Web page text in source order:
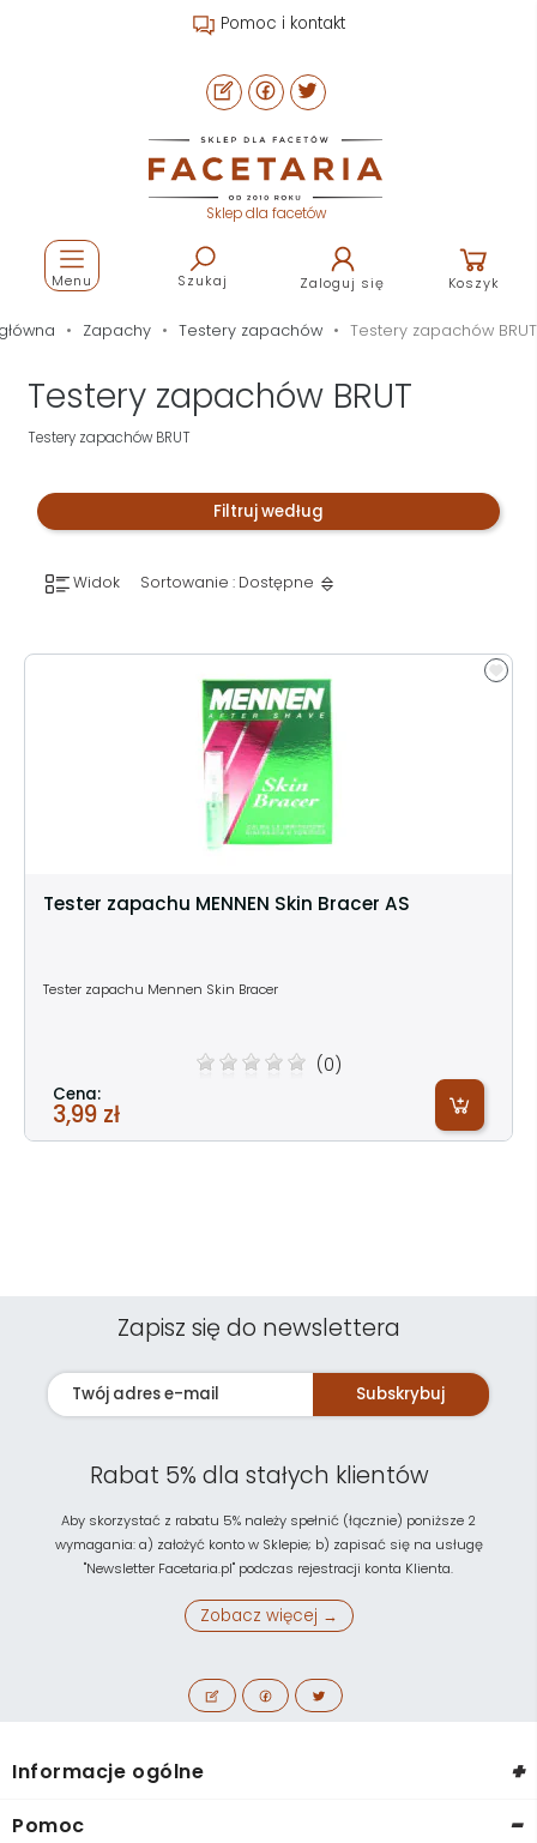
Pomoc i kontakt
Sklep dla facetów
Szukaj Zaloguj się Koszyk
Menu
Zapachy Testery zapachów Testery zapachów BRUT
Testery zapachów BRUT
Testery zapachów BRUT
Filtruj według
Widok Sortowanie : Dostępne
Tester zapachu MENNEN Skin Bracer AS
Tester zapachu Mennen Skin Bracer
(0)
Cena:
3,99 zł
Zapisz się do newslettera
Subskrybuj
Rabat 5% dla stałych klientów
Aby skorzystać z rabatu 5% należy spełnić (łącznie) poniższe 2
wymagania: a) założyć konto w Sklepie; b) zapisać się na usługę
"Newsletter Facetaria.pl" podczas rejestracji konta Klienta.
Zobacz więcej →
Informacje ogólne +
Pomoc -